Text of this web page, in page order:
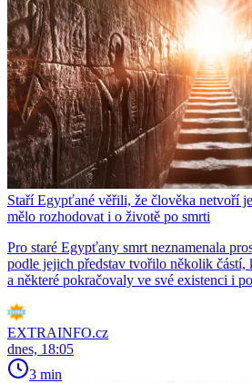
Staří Egypťané věřili, že člověka netvoří
mělo rozhodovat i o životě po smrti
Pro staré Egypťany smrt neznamenala
podle jejich představ tvořilo několik částí,
a některé pokračovaly ve své existenci i
EXTRAINFO.cz
dnes, 18:05
3 min